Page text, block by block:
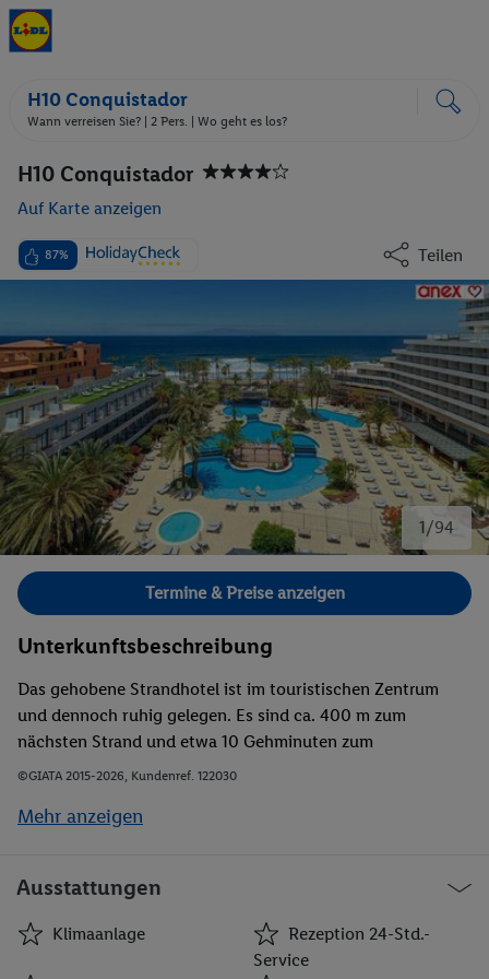
H10 Conquistador
Wann verreisen Sie? | 2 Pers. | Wo geht es los?
H10 Conquistador
Auf Karte anzeigen
87% Teilen
1/94
Bild 1 von 94.
Termine & Preise anzeigen
Unterkunftsbeschreibung
Das gehobene Strandhotel ist im touristischen Zentrum
und dennoch ruhig gelegen. Es sind ca. 400 m zum
nächsten Strand und etwa 10 Gehminuten zum
Hauptstrand Playas de Troya. In der unmittelbaren
umfangreiche Einkaufsmöglichkeiten. In wenigen
Reina Sofia erreichen Sie nach ca. 15 Minuten mit den
öffentlichen Verkehrsmitteln.
©GIATA 2015-2026, Kundenref. 122030
Mehr anzeigen
Ausstattungen
Klimaanlage
Rezeption 24-Std.-
Service